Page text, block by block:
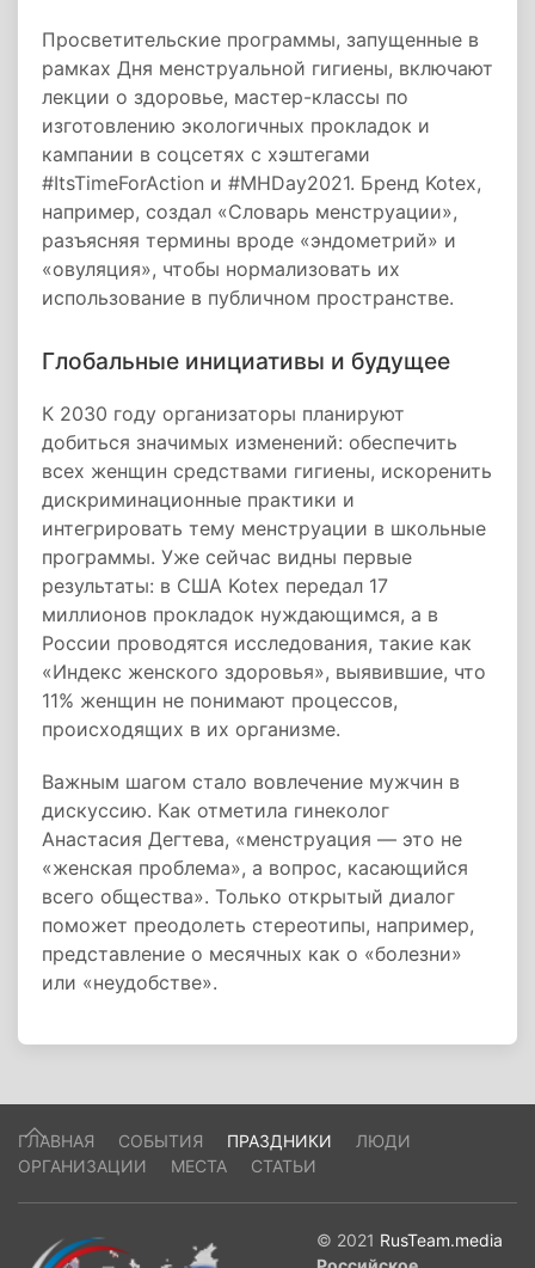
Просветительские программы, запущенные в
рамках Дня менструальной гигиены, включают
лекции о здоровье, мастер-классы по
изготовлению экологичных прокладок и
кампании в соцсетях с хэштегами
#ItsTimeForAction и #MHDay2021. Бренд Kotex,
например, создал «Словарь менструации»,
разъясняя термины вроде «эндометрий» и
«овуляция», чтобы нормализовать их
использование в публичном пространстве.
Глобальные инициативы и будущее
К 2030 году организаторы планируют
добиться значимых изменений: обеспечить
всех женщин средствами гигиены, искоренить
дискриминационные практики и
интегрировать тему менструации в школьные
программы. Уже сейчас видны первые
результаты: в США Kotex передал 17
миллионов прокладок нуждающимся, а в
России проводятся исследования, такие как
«Индекс женского здоровья», выявившие, что
11% женщин не понимают процессов,
происходящих в их организме.
Важным шагом стало вовлечение мужчин в
дискуссию. Как отметила гинеколог
Анастасия Дегтева, «менструация — это не
«женская проблема», а вопрос, касающийся
всего общества». Только открытый диалог
поможет преодолеть стереотипы, например,
представление о месячных как о «болезни»
или «неудобстве».
ГЛАВНАЯ СОБЫТИЯ ПРАЗДНИКИ
ЛЮДИ
ОРГАНИЗАЦИИ
МЕСТА СТАТЬИ
© 2021 RusTeam.media